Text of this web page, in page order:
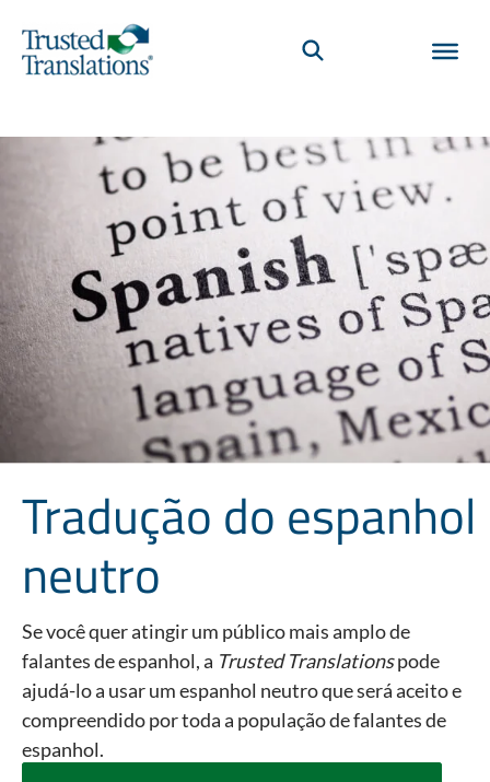
Tradução do espanhol
neutro
Se você quer atingir um público mais amplo de
falantes de espanhol, a Trusted Translationspode
ajudá-lo a usar um espanhol neutro que será aceito e
compreendido por toda a população de falantes de
espanhol.